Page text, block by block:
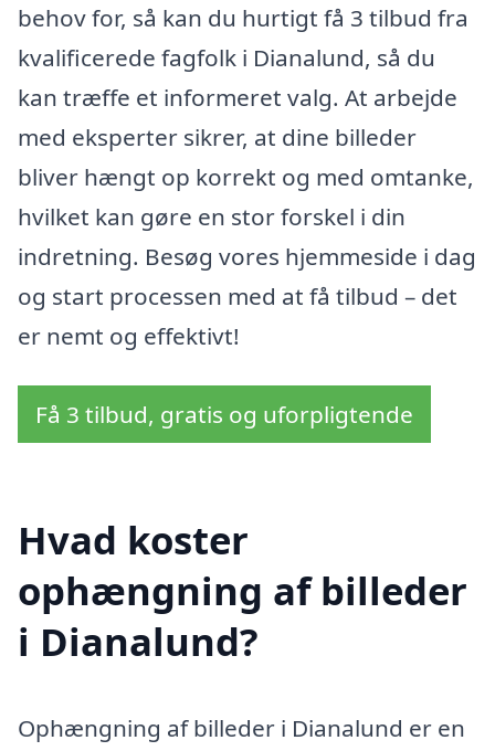
behov for, så kan du hurtigt få 3 tilbud fra
kvalificerede fagfolk i Dianalund, så du
kan træffe et informeret valg. At arbejde
med eksperter sikrer, at dine billeder
bliver hængt op korrekt og med omtanke,
hvilket kan gøre en stor forskel i din
indretning. Besøg vores hjemmeside i dag
og start processen med at få tilbud – det
er nemt og effektivt!
Få 3 tilbud, gratis og uforpligtende
Hvad koster
ophængning af billeder
i Dianalund?
Ophængning af billeder i Dianalund er en